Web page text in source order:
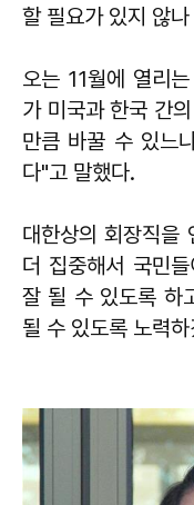
할 필요가 있지 않
오는 11월에 열리
가 미국과 한국 간
만큼 바꿀 수 있느
다"고 말했다.
대한상의 회장직을
더 집중해서 국민
잘 될 수 있도록 하
될 수 있도록 노력